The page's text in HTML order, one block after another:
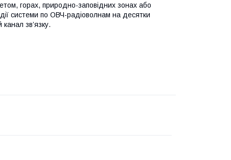
горах, природно-заповідних зонах або
системи по ОВЧ-радіоволнам на десятки
зв’язку.